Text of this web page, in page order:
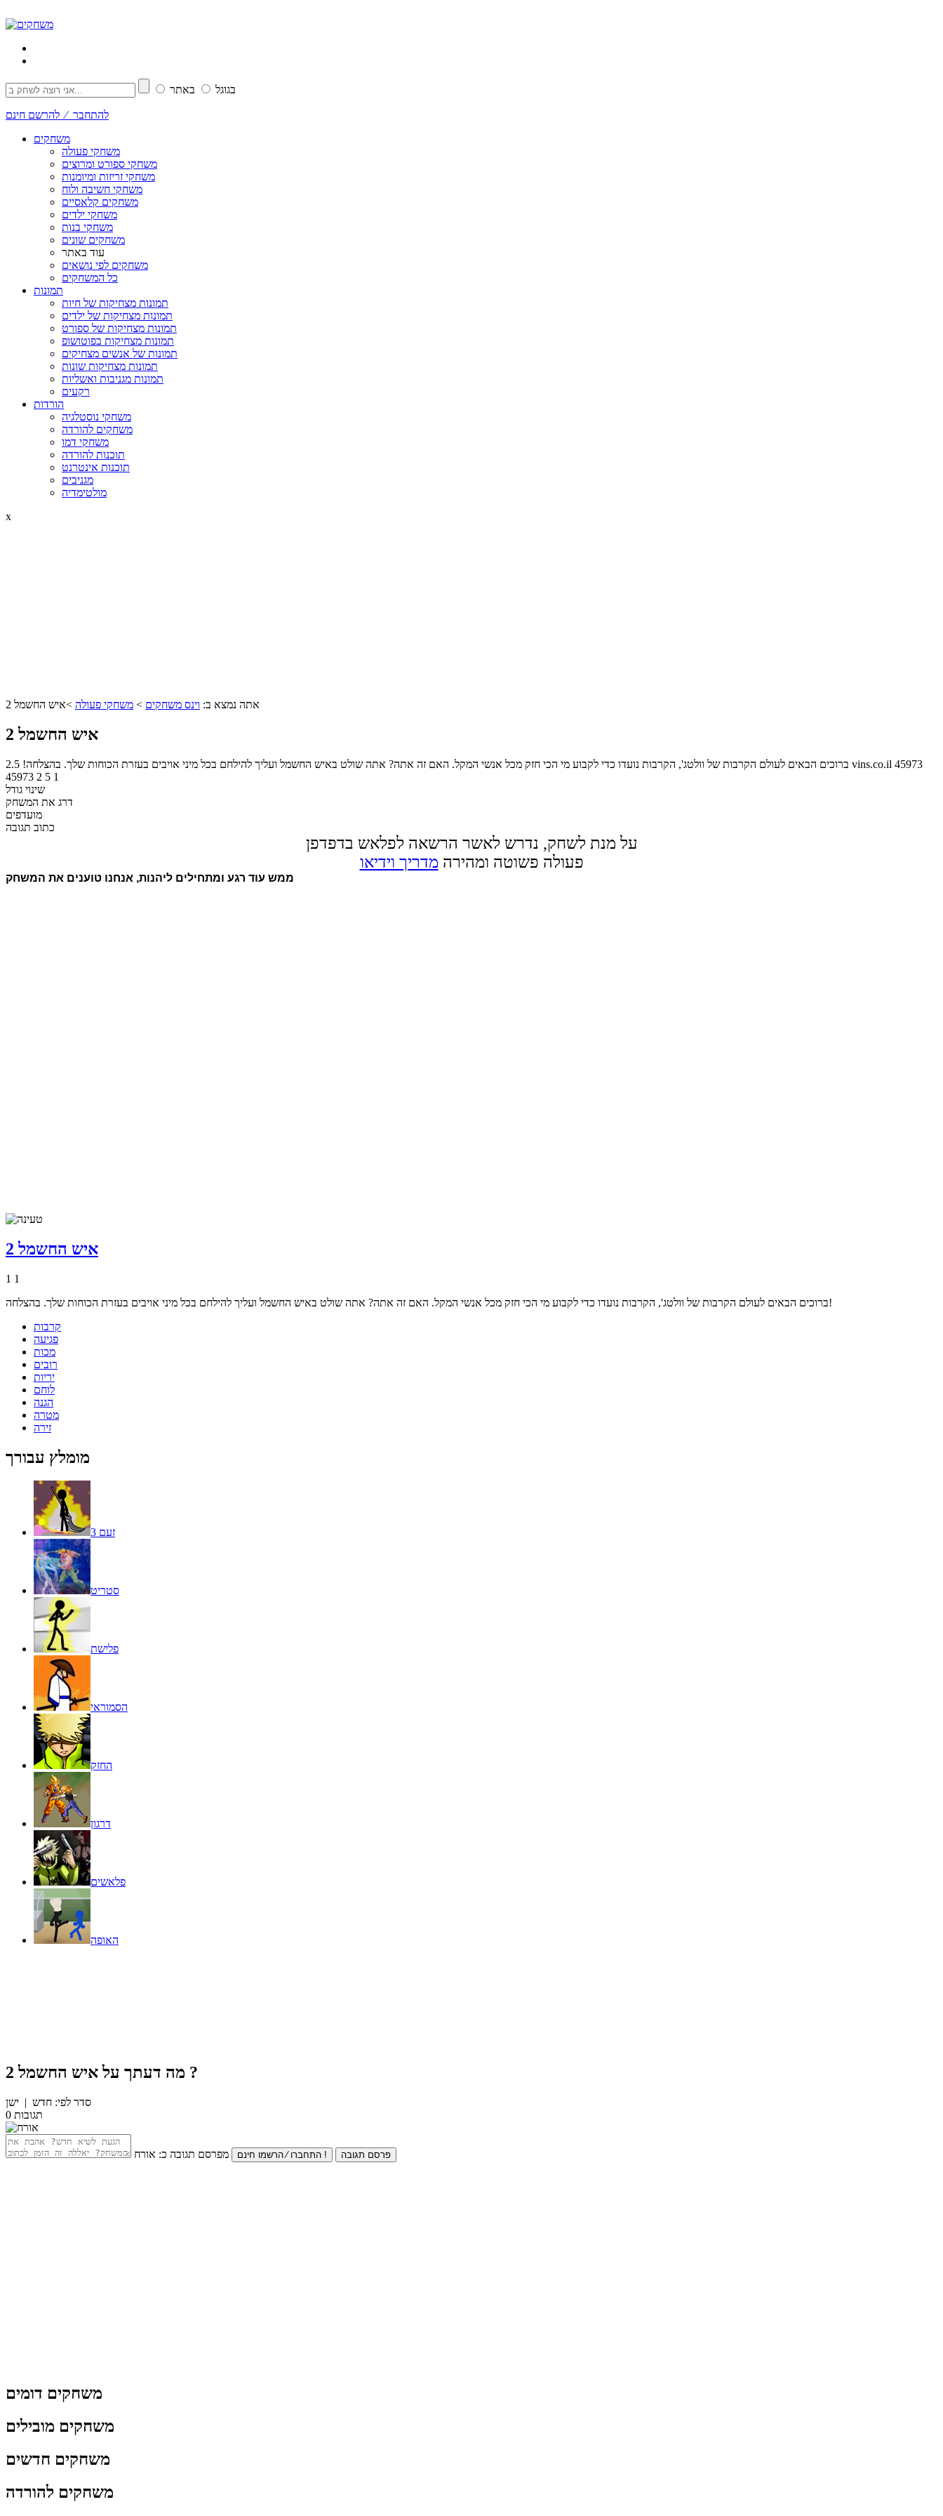
בגוגל באתר
להתחבר ⁄ להרשם חינם
משחקים
משחקי פעולה
משחקי ספורט ומרוצים
משחקי זריזות ומיומנות
משחקי חשיבה ולוח
משחקים קלאסיים
משחקי ילדים
משחקי בנות
משחקים שונים
עוד באתר
משחקים לפי נושאים
כל המשחקים
תמונות
תמונות מצחיקות של חיות
תמונות מצחיקות של ילדים
תמונות מצחיקות של ספורט
תמונות מצחיקות בפוטושופ
תמונות של אנשים מצחיקים
תמונות מצחיקות שונות
תמונות מגניבות ואשליות
רקעים
הורדות
משחקי נוסטלגיה
משחקים להורדה
משחקי דמו
תוכנות להורדה
תוכנות אינטרנט
מגניבים
מולטימדיה
x
אתה נמצא ב: וינס משחקים > משחקי פעולה >איש החשמל 2
איש החשמל 2
ברוכים הבאים לעולם הקרבות של וולטג', הקרבות נועדו כדי לקבוע מי הכי חזק מכל אנשי המקל. האם זה אתה? אתה שולט באיש החשמל ועליך להילחם בכל מיני אויבים בעזרת הכוחות שלך. בהצלחה! 2.5 vins.co.il 45973
45973 2 5 1
שינוי גודל
דרג את המשחק
מועדפים
כתוב תגובה
על מנת לשחק, נדרש לאשר הרשאה לפלאש בדפדפן
פעולה פשוטה ומהירה מדריך וידיאו
ממש עוד רגע ומתחילים ליהנות, אנחנו טוענים את המשחק
איש החשמל 2
1 1
ברוכים הבאים לעולם הקרבות של וולטג', הקרבות נועדו כדי לקבוע מי הכי חזק מכל אנשי המקל. האם זה אתה? אתה שולט באיש החשמל ועליך להילחם בכל מיני אויבים בעזרת הכוחות שלך. בהצלחה!
קרבות
פגיעה
מכות
רובים
יריות
לוחם
הגנה
מטרה
זירה
מומלץ עבורך
זעם 3
סטריט
פלישת
הסמוראי
החזק
דרגון
פלאשים
האופה
מה דעתך על איש החשמל 2 ?
סדר לפי: חדש | ישן
0 תגובות
מפרסם תגובה כ: אורח התחברו ⁄ הרשמו חינם ! פרסם תגובה
משחקים דומים
משחקים מובילים
משחקים חדשים
משחקים להורדה